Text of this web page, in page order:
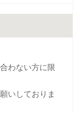
わない方に限
いしておりま